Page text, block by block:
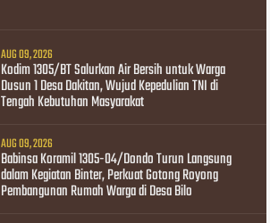
AUG 09, 2026
Kodim 1305/BT Salurkan Air Bersih untuk Warga
Dusun 1 Desa Dakitan, Wujud Kepedulian TNI di
Tengah Kebutuhan Masyarakat
AUG 09, 2026
Babinsa Koramil 1305-04/Dondo Turun Langsung
dalam Kegiatan Binter, Perkuat Gotong Royong
Pembangunan Rumah Warga di Desa Bilo